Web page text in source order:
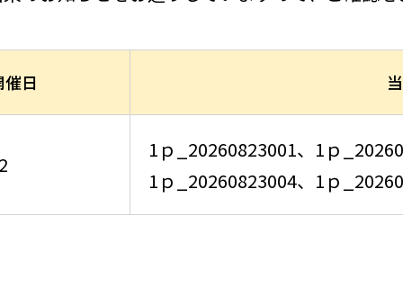
催日
1ｐ_20260823001、 1ｐ
1ｐ_20260823004、 1ｐ